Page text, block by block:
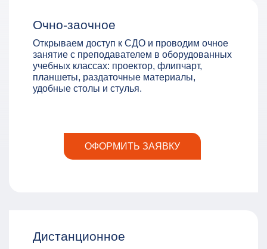
Очно-заочное
Открываем доступ к СДО и проводим очное
занятие с преподавателем в оборудованных
учебных классах: проектор, флипчарт,
планшеты, раздаточные материалы,
удобные столы и стулья.
ОФОРМИТЬ ЗАЯВКУ
Дистанционное